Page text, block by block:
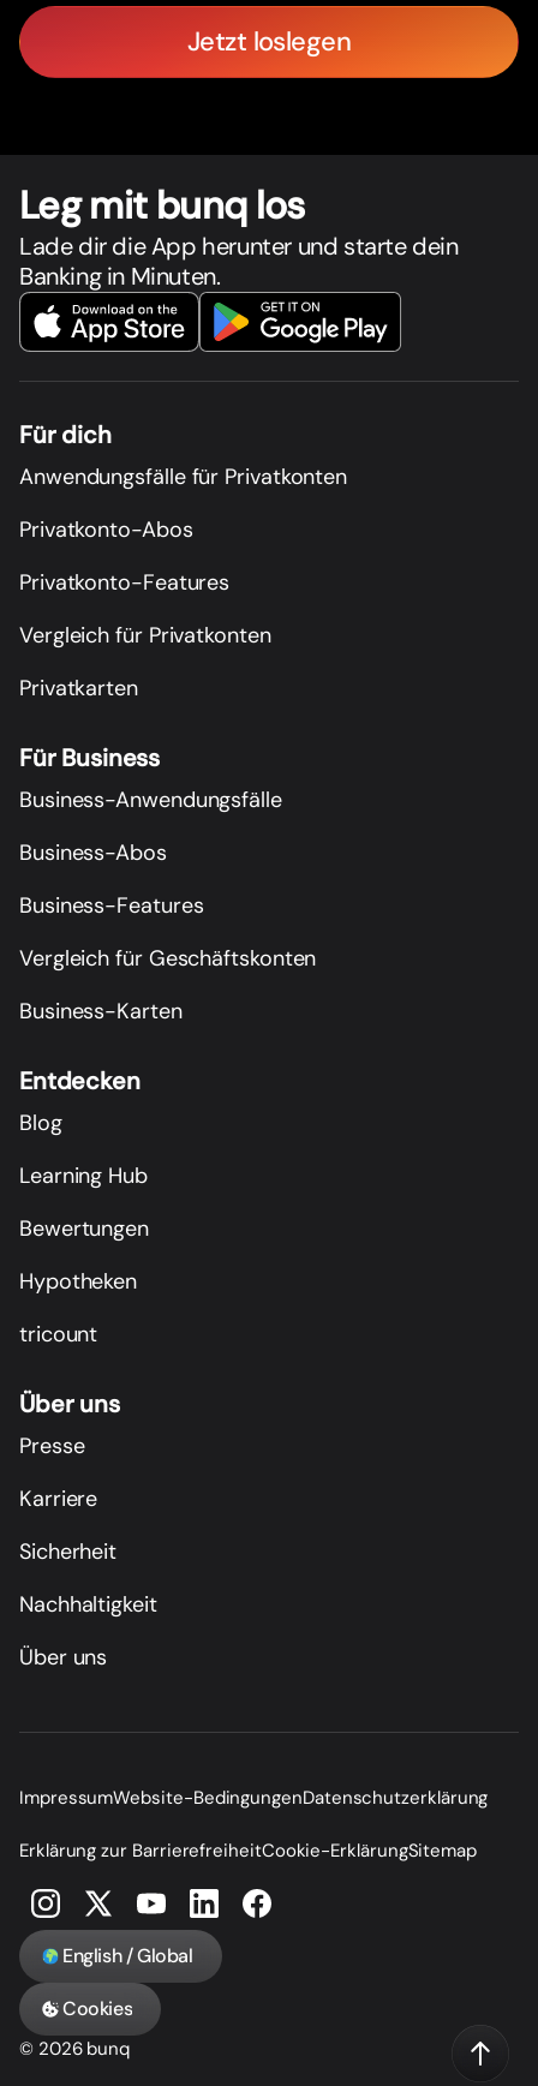
Jetzt loslegen
Leg mit bunq los
Lade dir die App herunter und starte dein
Banking in Minuten.
Für dich
Anwendungsfälle für Privatkonten
Privatkonto-Abos
Privatkonto-Features
Vergleich für Privatkonten
Privatkarten
Für Business
Business-Anwendungsfälle
Business-Abos
Business-Features
Vergleich für Geschäftskonten
Business-Karten
Entdecken
Blog
Learning Hub
Bewertungen
Hypotheken
tricount
Über uns
Presse
Karriere
Sicherheit
Nachhaltigkeit
Über uns
ImpressumWebsite-BedingungenDatenschutzerklärung
Erklärung zur BarrierefreiheitCookie-ErklärungSitemap
English / Global
Cookies
© 2026 bunq